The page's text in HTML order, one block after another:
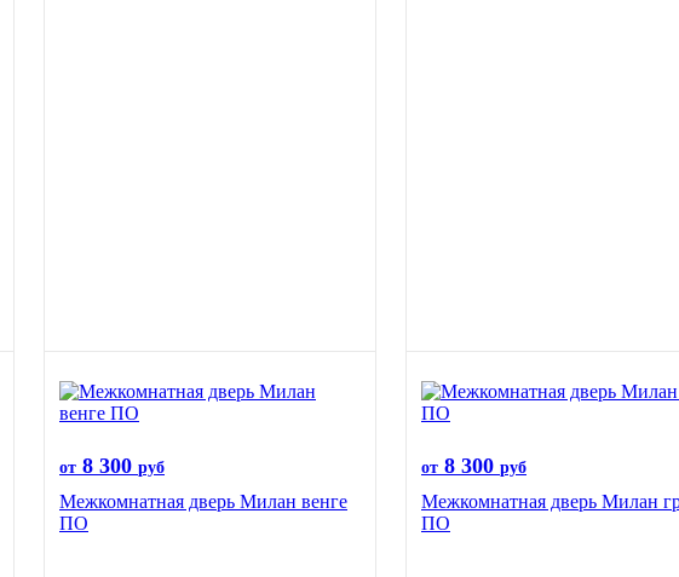
от 8 300 руб
Межкомнатная дверь Милан венге
ПО
от 8 300 руб
Межкомнатная дверь Милан
ПО